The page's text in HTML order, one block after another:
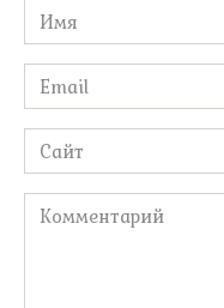
Имя
*
Email
*
Сайт
Комментарий